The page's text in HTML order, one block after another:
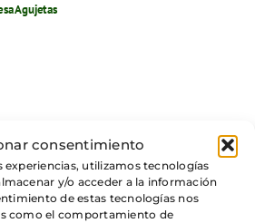
consentimiento
experiencias, utilizamos tecnologías
y/o acceder a la información
de estas tecnologías nos
como el comportamiento de
Agujetas